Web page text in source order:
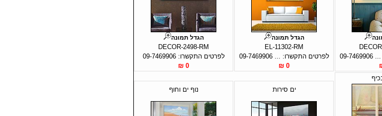
הגדל תמונה
EL-11302-RM
לפרטים התקשרו: ... 09-7469906
0 ₪
הגדל תמונה
DECOR-2498-RM
לפרטים התקשרו: 09-7469906
0 ₪
ים סירות נוף ים וחוף